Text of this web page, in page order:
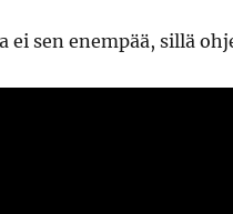
ei sen enempää, sillä